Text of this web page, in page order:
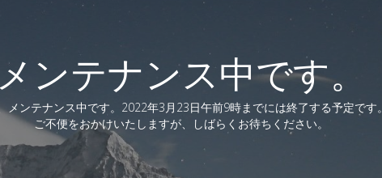
ンテナンス中です。
メンテナンス中です。2022年3月23日午前9時までには終了する予定です。
ご不便をおかけいたしますが、しばらくお待ちください。